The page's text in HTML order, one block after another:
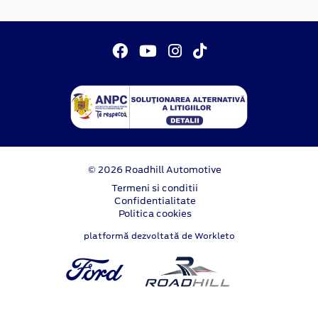
© 2026 Roadhill Automotive
Termeni si conditii
Confidentialitate
Politica cookies
platformă dezvoltată de Workleto